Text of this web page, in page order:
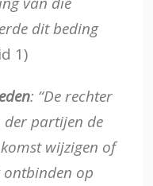
dit beding
1)
: “De rechter
der partijen de
wijzigen of
ontbinden op